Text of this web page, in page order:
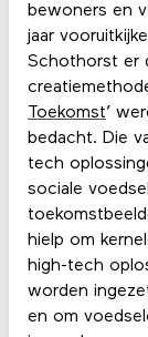
bewoners en
jaar
Schothorst er
Toekomst’
bedacht. Die
tech
sociale
hielp om
high-tech
worden
en om